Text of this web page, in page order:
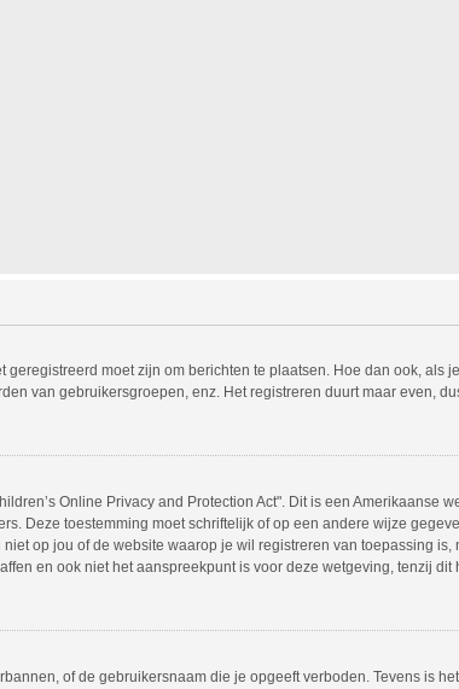
geregistreerd moet zijn om berichten te plaatsen. Hoe dan ook,
van gebruikersgroepen, enz. Het registreren duurt maar even,
Online Privacy and Protection Act". Dit is een
Deze toestemming moet schriftelijk of op een andere wijze
op jou of de website waarop je wil registreren van toepassing
en ook niet het aanspreekpunt is voor deze wetgeving, tenzij dit
of de gebruikersnaam die je opgeeft verboden. Tevens is